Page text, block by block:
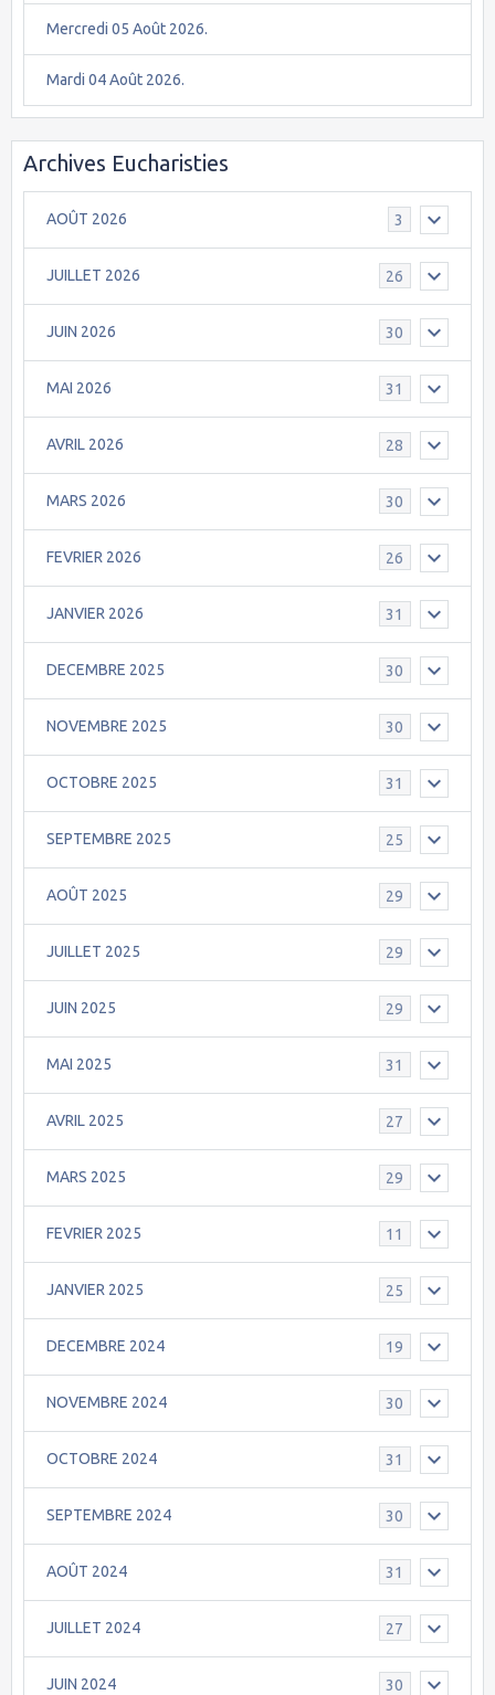
Mercredi 05 Août 2026.
Mardi 04 Août 2026.
Archives Eucharisties
AOÛT 2026 3
JUILLET 2026 26
JUIN 2026 30
MAI 2026 31
AVRIL 2026 28
MARS 2026 30
FEVRIER 2026 26
JANVIER 2026 31
DECEMBRE 2025 30
NOVEMBRE 2025 30
OCTOBRE 2025 31
SEPTEMBRE 2025 25
AOÛT 2025 29
JUILLET 2025 29
JUIN 2025 29
MAI 2025 31
AVRIL 2025 27
MARS 2025 29
FEVRIER 2025 11
JANVIER 2025 25
DECEMBRE 2024 19
NOVEMBRE 2024 30
OCTOBRE 2024 31
SEPTEMBRE 2024 30
AOÛT 2024 31
JUILLET 2024 27
JUIN 2024 30